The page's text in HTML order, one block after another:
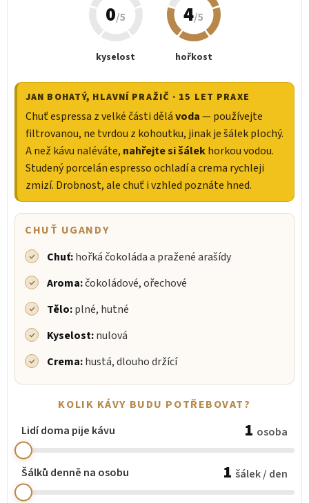
0/5
kyselost
4/5
hořkost
JAN BOHATÝ, HLAVNÍ PRAŽIČ · 15 LET PRAXE
Chuť espressa z velké části dělávoda— používejte
filtrovanou, ne tvrdou z kohoutku, jinak je šálek plochý.
A než kávu naléváte, nahřejte si šálekhorkou vodou.
Studený porcelán espresso ochladí a crema rychleji
zmizí. Drobnost, ale chuť i vzhled poznáte hned.
CHUŤ UGANDY
Chuť:hořká čokoláda a pražené arašídy
Aroma:čokoládové, ořechové
Tělo:plné, hutné
Kyselost:nulová
Crema:hustá, dlouho držící
KOLIK KÁVY BUDU POTŘEBOVAT?
Lidí doma pije kávu
1 osoba
Šálků denně na osobu 1 šálek / den